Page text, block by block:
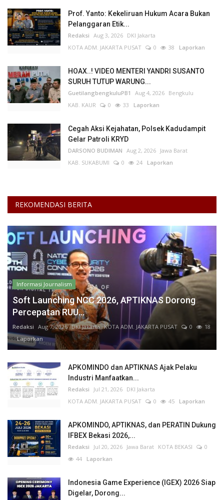
Informasi Journalism
Kesehatan
Layanan Publik
Perempuan/Anak
Prof. Yanto: Kekeliruan Hukum Acara Bukan
Pelanggaran Etik...
Redaksi Aug 3, 2026 DKI Jakarta
KOTA ADM. JAKARTA PUSAT
0 38 Laporkan
HOAX..! VIDEO MENTERI YANDRI SUSANTO
SURUH TUTUP WARUNG...
GuetilangbengkuluPB1 Aug 4, 2026 Bengkulu
KAB. KAUR
0 33 Laporkan
Cegah Aksi Kejahatan, Polsek Kadudampit
Gelar Patroli KRYD
DARSONO BUDIMAN Aug 2, 2026 Jawa Barat
KAB. SUKABUMI
0 24 Laporkan
REKOMENDASI BERITA
Informasi Journalism
Soft Launching NCC 2026, APTIKNAS Dorong
Percepatan RUU...
Redaksi Aug 7, 2026 DKI Jakarta KOTA ADM. JAKARTA PUSAT 0
18
Laporkan
APKOMINDO dan APTIKNAS Ajak Pelaku
Industri Manfaatkan...
Redaksi Jul 21, 2026 DKI Jakarta
KOTA ADM. JAKARTA PUSAT
0 45 Laporkan
APKOMINDO, APTIKNAS, dan PERATIN Dukung
IFBEX Bekasi 2026,...
Redaksi Jul 20, 2026 Jawa Barat KOTA BEKASI
0
44 Laporkan
Indonesia Game Experience (IGEX) 2026 Siap
Digelar, Dorong...